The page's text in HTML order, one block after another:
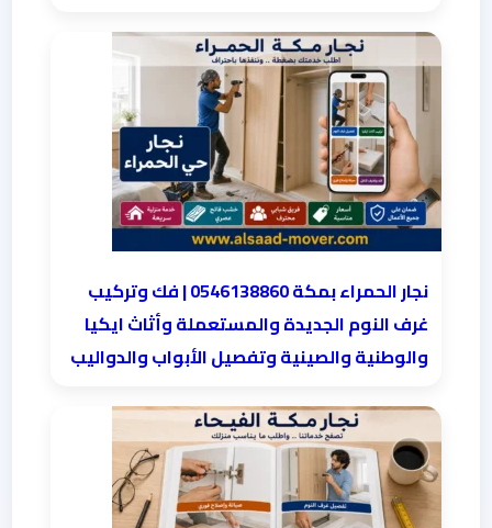
نجار الحمراء بمكة 0546138860⁩ | فك وتركيب
غرف النوم الجديدة والمستعملة وأثاث ايكيا
والوطنية والصينية وتفصيل الأبواب والدواليب